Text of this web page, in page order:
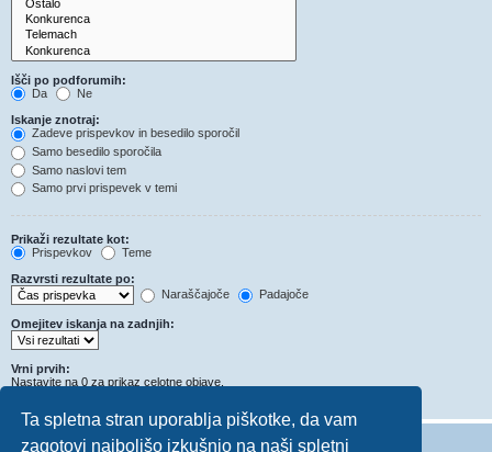
Ta spletna stran uporablja piškotke, da vam
zagotovi najboljšo izkušnjo na naši spletni
Išči po podforumih:
Da
Ne
Iskanje znotraj:
Zadeve prispevkov in besedilo sporočil
Samo besedilo sporočila
Samo naslovi tem
Samo prvi prispevek v temi
Prikaži rezultate kot:
Prispevkov
Teme
Razvrsti rezultate po:
Naraščajoče
Padajoče
Omejitev iskanja na zadnjih:
Vrni prvih:
Nastavite na 0 za prikaz celotne objave.